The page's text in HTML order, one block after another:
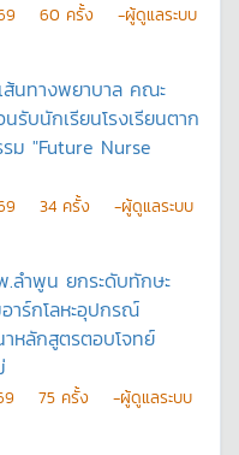
60 ครั้ง
-ผู้ดูแลระบบ
ส้นทางพยาบาล คณะ
รับนักเรียนโรงเรียนตาก
ม "Future Nurse
34 ครั้ง
-ผู้ดูแลระบบ
ลำพูน ยกระดับทักษะ
าร์กโลหะอุปกรณ์
ลักสูตรตอบโจทย์
75 ครั้ง
-ผู้ดูแลระบบ